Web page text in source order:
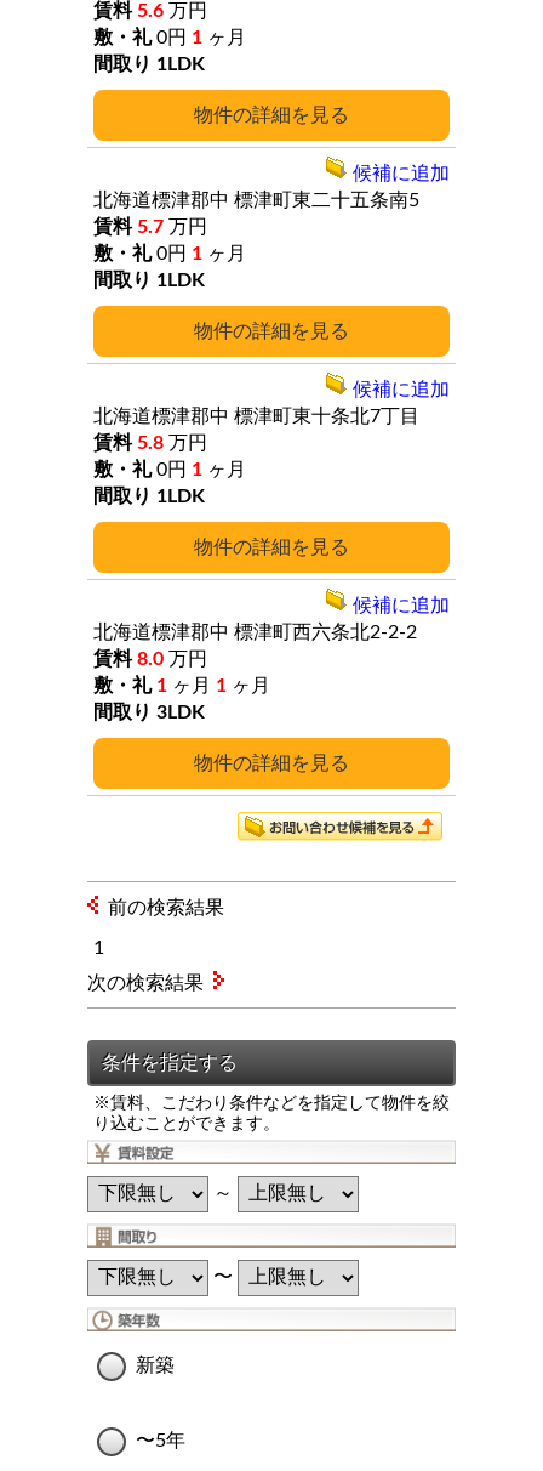
詳細
5.6 万円
0円 1 ヶ月
1LDK
詳細
北海道標津郡中 標津町東二十五条南5
5.7 万円
0円 1 ヶ月
1LDK
候補に追加
詳細
北海道標津郡中 標津町東十条北7丁目
5.8 万円
0円 1 ヶ月
1LDK
候補に追加
詳細
北海道標津郡中 標津町西六条北2-2-2
8.0 万円
1 ヶ月 1 ヶ月
3LDK
候補に追加
前の検索結果
1
※賃料、こだわり条件などを指定して物件を絞
り込むことができます。
～
〜
新築
〜5年